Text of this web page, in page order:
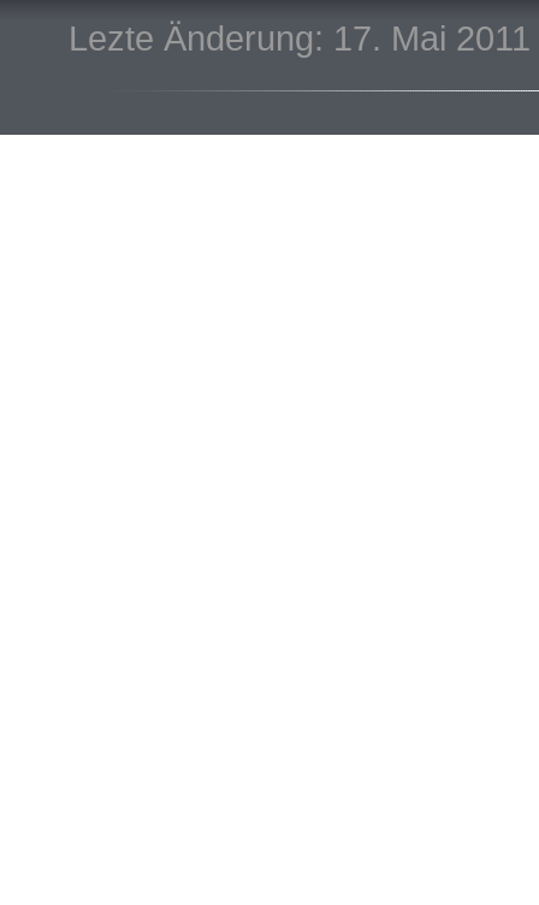
Lezte Änderung: 17. Mai